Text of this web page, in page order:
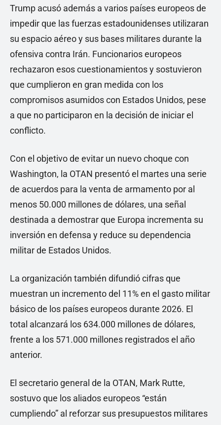
Trump acusó además a varios países europeos de
impedir que las fuerzas estadounidenses utilizaran
su espacio aéreo y sus bases militares durante la
ofensiva contra Irán. Funcionarios europeos
rechazaron esos cuestionamientos y sostuvieron
que cumplieron en gran medida con los
compromisos asumidos con Estados Unidos, pese
a que no participaron en la decisión de iniciar el
conflicto.
Con el objetivo de evitar un nuevo choque con
Washington, la OTAN presentó el martes una serie
de acuerdos para la venta de armamento por al
menos 50.000 millones de dólares, una señal
destinada a demostrar que Europa incrementa su
inversión en defensa y reduce su dependencia
militar de Estados Unidos.
La organización también difundió cifras que
muestran un incremento del 11% en el gasto militar
básico de los países europeos durante 2026. El
total alcanzará los 634.000 millones de dólares,
frente a los 571.000 millones registrados el año
anterior.
El secretario general de la OTAN, Mark Rutte,
sostuvo que los aliados europeos “están
cumpliendo” al reforzar sus presupuestos militares